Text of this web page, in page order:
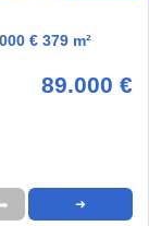
€ 379 m²
89.000 €
➜